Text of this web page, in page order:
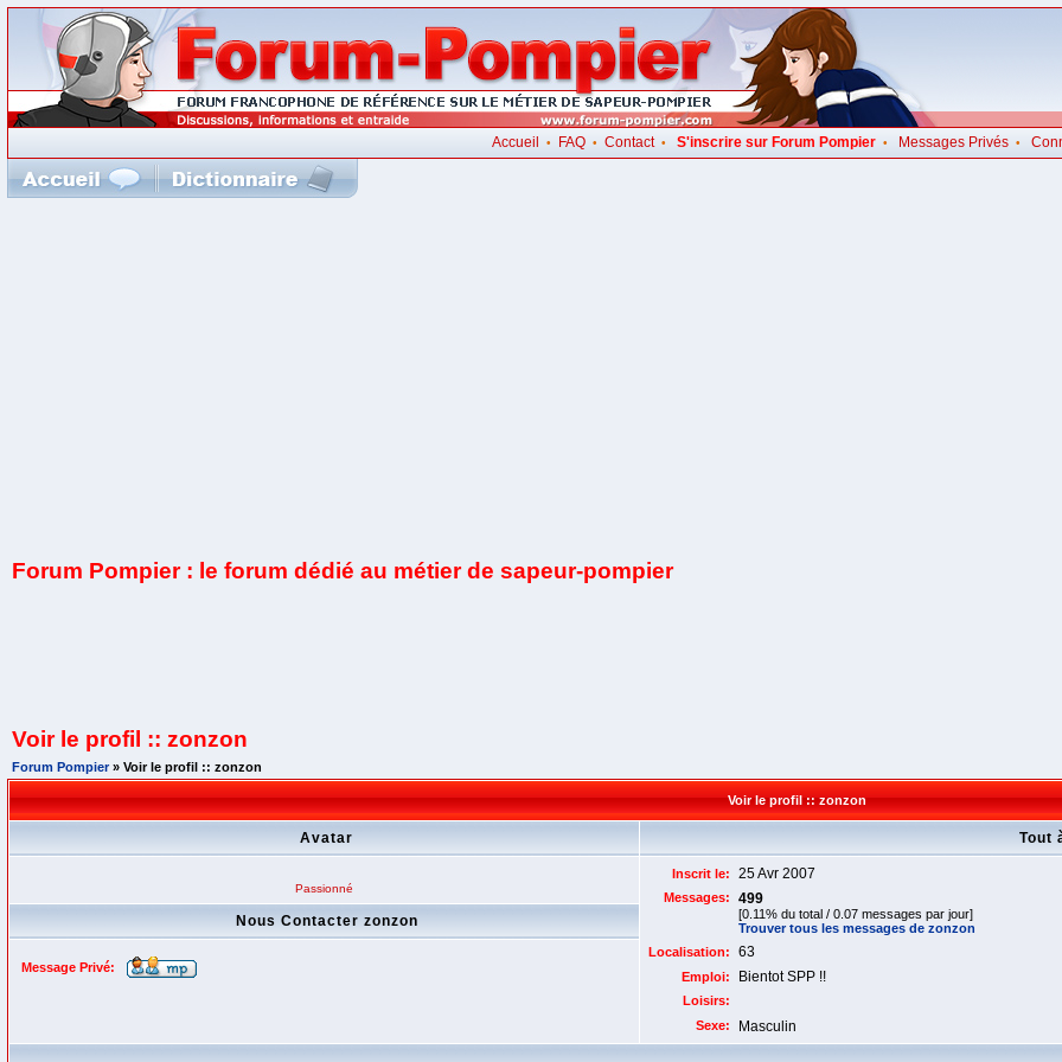
Accueil • FAQ• Contact• S'inscrire sur Forum Pompier• Messages Privés•
Forum Pompier : le forum dédié au métier de sapeur-pompier
Voir le profil :: zonzon
Forum Pompier» Voir le profil :: zonzon
Voir le profil :: zonzon
Avatar Tout
Passionné
Inscrit le: 25 Avr 2007
Messages: 499
[0.11% du total / 0.07 messages par jour]
Trouver tous les messages de zonzon
Localisation:
63
Emploi: Bientot SPP !!
Loisirs:
Sexe:
Masculin
Nous Contacter zonzon
Message Privé: